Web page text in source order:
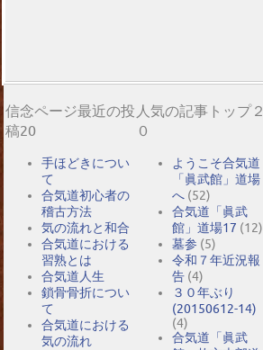
信念ページ最近の投
稿20
手ほどきについ
て
合気道初心者の
稽古方法
気の流れと和合
合気道における
習熟とは
合気道人生
鎖骨骨折につい
て
合気道における
気の流れ
人気の記事トップ２
０
ようこそ合気道
「眞武館」道場
へ (52)
合気道「眞武
館」道場17 (12)
墓参 (5)
令和７年近況報
告 (4)
３０年ぶり
(20150612-14)
(4)
合気道「眞武